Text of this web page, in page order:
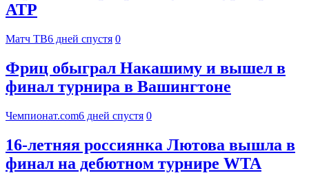
АТР
Матч ТВ6 дней спустя 0
Фриц обыграл Накашиму и вышел в
финал турнира в Вашингтоне
Чемпионат.com6 дней спустя 0
16-летняя россиянка Лютова вышла в
финал на дебютном турнире WTA